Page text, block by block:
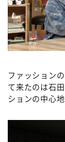
教えて！
ＬＩＦＥ
新婚さん
ザキ山小
ぺこぱの
ファッション
て来たのは石
ションの中心